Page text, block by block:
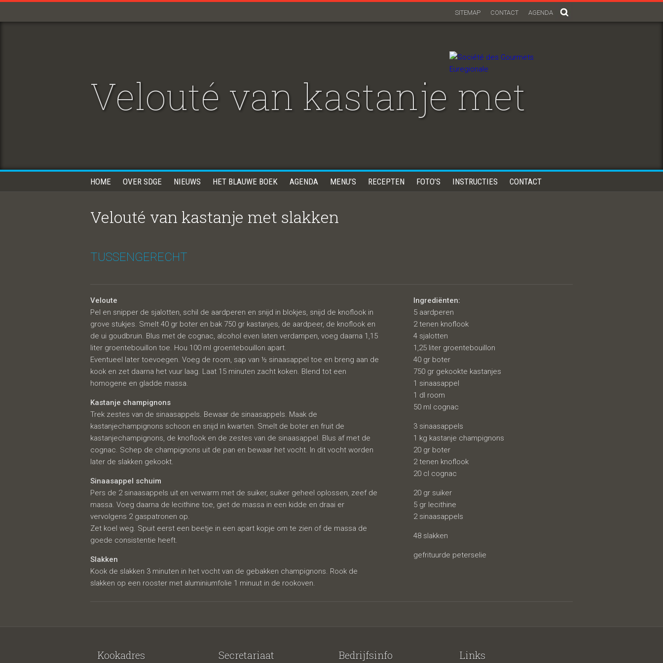
AGENDA
CONTACT
SITEMAP
Velouté van kastanje met
slakken
HOME OVER SDGE NIEUWS HET BLAUWE BOEK AGENDA MENU’S RECEPTEN FOTO’S INSTRUCTIES CONTACT
Velouté van kastanje met slakken
TUSSENGERECHT
Veloute
Pel en snipper de sjalotten, schil de aardperen en snijd in blokjes, snijd de knoflook in
grove stukjes. Smelt 40 gr boter en bak 750 gr kastanjes, de aardpeer, de knoflook en
de ui goudbruin. Blus met de cognac, alcohol even laten verdampen, voeg daarna 1,15
liter groentebouillon toe. Hou 100 ml groentebouillon apart.
Eventueel later toevoegen. Voeg de room, sap van ½ sinaasappel toe en breng aan de
kook en zet daarna het vuur laag. Laat 15 minuten zacht koken. Blend tot een
homogene en gladde massa.
Kastanje champignons
Trek zestes van de sinaasappels. Bewaar de sinaasappels. Maak de
kastanjechampignons schoon en snijd in kwarten. Smelt de boter en fruit de
kastanjechampignons, de knoflook en de zestes van de sinaasappel. Blus af met de
cognac. Schep de champignons uit de pan en bewaar het vocht. In dit vocht worden
later de slakken gekookt.
Sinaasappel schuim
Pers de 2 sinaasappels uit en verwarm met de suiker, suiker geheel oplossen, zeef de
massa. Voeg daarna de lecithine toe, giet de massa in een kidde en draai er
vervolgens 2 gaspatronen op.
Zet koel weg. Spuit eerst een beetje in een apart kopje om te zien of de massa de
goede consistentie heeft.
Slakken
Kook de slakken 3 minuten in het vocht van de gebakken champignons. Rook de
slakken op een rooster met aluminiumfolie 1 minuut in de rookoven.
Ingrediënten:
5 aardperen
2 tenen knoflook
4 sjalotten
1,25 liter groentebouillon
40 gr boter
750 gr gekookte kastanjes
1 sinaasappel
1 dl room
50 ml cognac
3 sinaasappels
1 kg kastanje champignons
20 gr boter
2 tenen knoflook
20 cl cognac
20 gr suiker
5 gr lecithine
2 sinaasappels
48 slakken
gefrituurde peterselie
Kookadres Secretariaat Bedrijfsinfo Links